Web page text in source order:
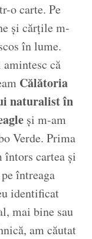
o carte. Pe
și cărțile m-
în lume.
că
Călătoria
naturalist în
și m-am
Verde. Prima
întors cartea și
întreaga
identificat
mai bine sau
am căutat